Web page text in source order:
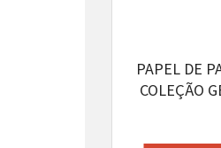
PAPEL DE
COLEÇÃO